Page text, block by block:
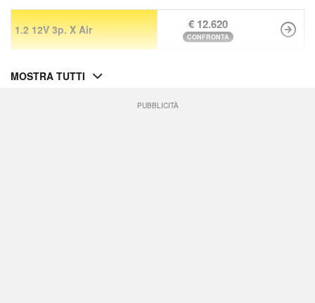
1.2 12V 3p. X Air € 12.620
CONFRONTA
MOSTRA TUTTI
PUBBLICITÀ